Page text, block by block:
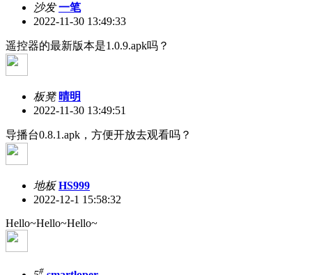
沙发 一笔
2022-11-30 13:49:33
遥控器的最新版本是1.0.9.apk吗？
板凳 晴明
2022-11-30 13:49:51
导播台0.8.1.apk，方便开放去观看吗？
地板 HS999
2022-12-1 15:58:32
Hello~Hello~Hello~
#